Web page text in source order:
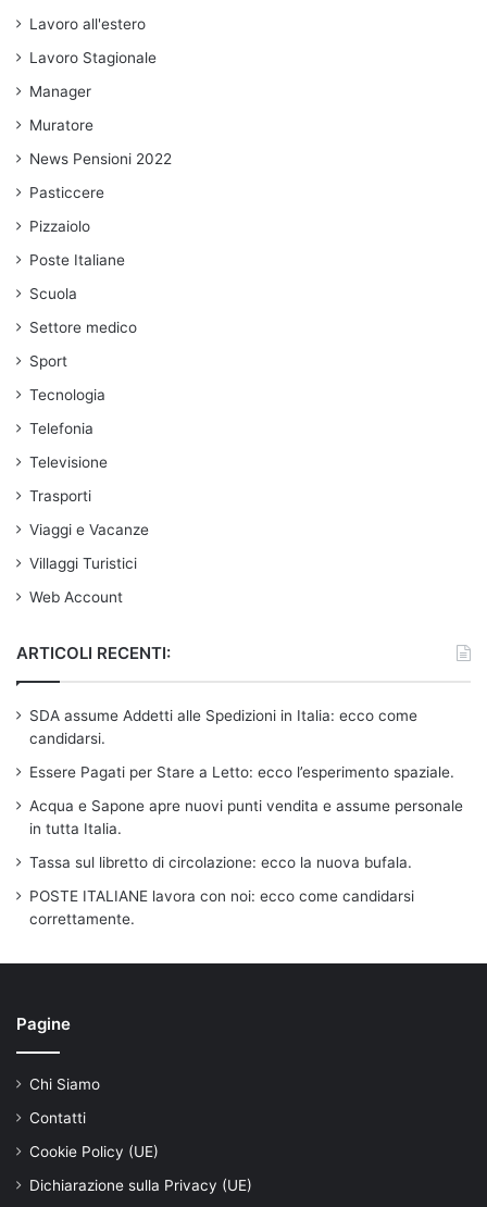
Lavoro all'estero
Lavoro Stagionale
Manager
Muratore
News Pensioni 2022
Pasticcere
Pizzaiolo
Poste Italiane
Scuola
Settore medico
Sport
Tecnologia
Telefonia
Televisione
Trasporti
Viaggi e Vacanze
Villaggi Turistici
Web Account
ARTICOLI RECENTI:
SDA assume Addetti alle Spedizioni in Italia: ecco come
candidarsi.
Essere Pagati per Stare a Letto: ecco l’esperimento spaziale.
Acqua e Sapone apre nuovi punti vendita e assume personale
in tutta Italia.
Tassa sul libretto di circolazione: ecco la nuova bufala.
POSTE ITALIANE lavora con noi: ecco come candidarsi
correttamente.
Pagine
Chi Siamo
Contatti
Cookie Policy (UE)
Dichiarazione sulla Privacy (UE)